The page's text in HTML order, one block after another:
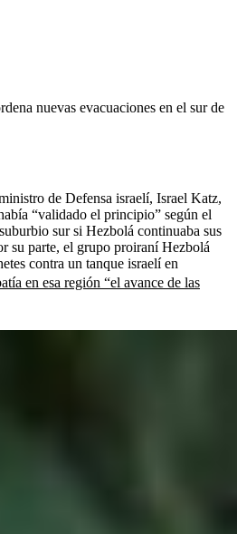
nuevas evacuaciones en el sur de
de Defensa israelí, Israel Katz,
“validado el principio” según el
sur si Hezbolá continuaba sus
su parte, el grupo proiraní Hezbolá
contra un tanque israelí en
en esa región “el avance de las